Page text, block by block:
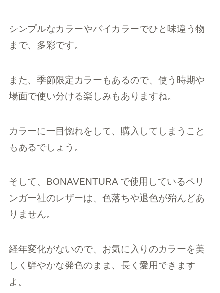
シンプルなカラーやバイカラーでひと味違う物
まで、多彩です。
また、季節限定カラーもあるので、使う時期や
場面で使い分ける楽しみもありますね。
カラーに一目惚れをして、購入してしまうこと
もあるでしょう。
そして、BONAVENTURA で使用しているペリ
ンガー社のレザーは、色落ちや退色が殆んどあ
りません。
経年変化がないので、お気に入りのカラーを美
しく鮮やかな発色のまま、長く愛用できます
よ。